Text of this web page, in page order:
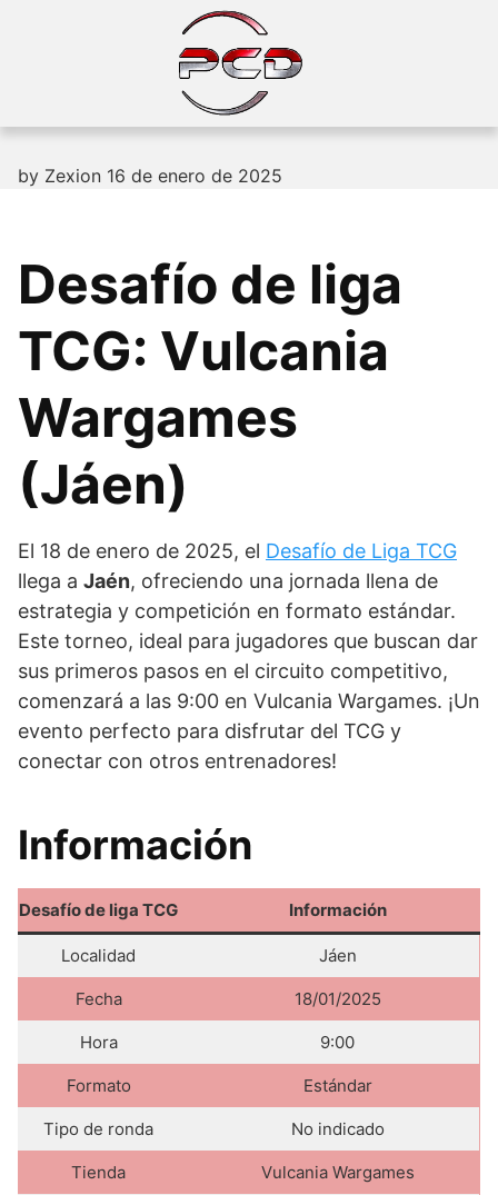
by Zexion 16 de enero de 2025
Desafío de liga
TCG: Vulcania
Wargames
(Jáen)
El 18 de enero de 2025, el Desafío de Liga TCG
llega a Jaén, ofreciendo una jornada llena de
estrategia y competición en formato estándar.
Este torneo, ideal para jugadores que buscan dar
sus primeros pasos en el circuito competitivo,
comenzará a las 9:00 en Vulcania Wargames. ¡Un
evento perfecto para disfrutar del TCG y
conectar con otros entrenadores!
Información
Desafío de liga TCG Información
Localidad Jáen
Fecha 18/01/2025
Hora 9:00
Formato Estándar
Tipo de ronda No indicado
Tienda Vulcania Wargames